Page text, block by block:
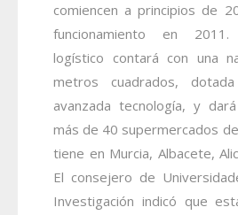
comiencen a principios de
funcionamiento en
logístico contará con una
metros cuadrados,
avanzada tecnología, y
más de 40 supermercados
tiene en Murcia, Albacete,
El consejero de
Investigación indicó que